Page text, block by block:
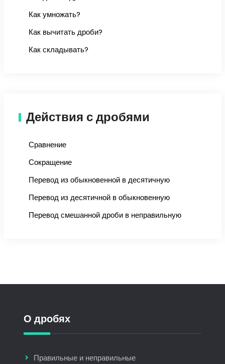
Как умножать?
Как вычитать дроби?
Как складывать?
Действия с дробями
Сравнение
Сокращение
Перевод из обыкновенной в десятичную
Перевод из десятичной в обыкновенную
Перевод смешанной дроби в неправильную
О дробях
Правильные и неправильные